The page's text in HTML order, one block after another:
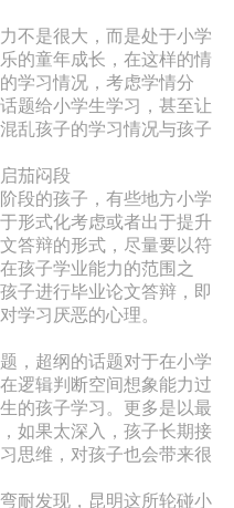
不是很大，而是处于小学
的童年成长，在这样的情
学习情况，考虑学情分
题给小学生学习，甚至让
乱孩子的学习情况与孩子
茄闷段
段的孩子，有些地方小学
形式化考虑或者出于提升
答辩的形式，尽量要以符
孩子学业能力的范围之
子进行毕业论文答辩，即
学习厌恶的心理。
，超纲的话题对于在小学
逻辑判断空间想象能力过
的孩子学习。更多是以最
如果太深入，孩子长期接
思维，对孩子也会带来很
耐发现，昆明这所轮碰小